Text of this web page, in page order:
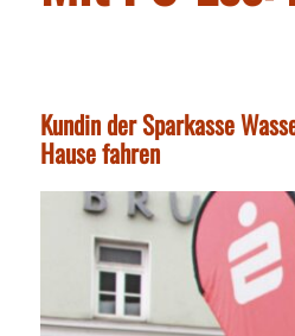
Kundin der Sparkasse
Hause fahren